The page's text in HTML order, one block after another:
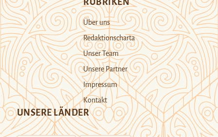
RUBRIKEN
Über uns
Redaktionscharta
Unser Team
Unsere Partner
Impressum
Kontakt
UNSERE LÄNDER